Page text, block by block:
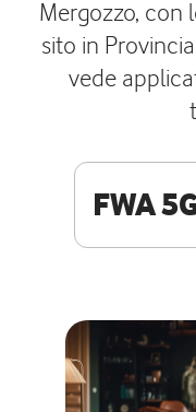
Mergozzo, con
sito in
vede
FWA